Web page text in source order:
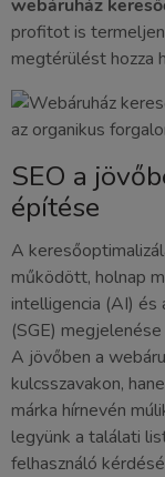
webáruház
profitot is
megtérülést hozza
SEO a
építése
A
működött, holnap
intelligencia (AI) és
(SGE)
A jövőben a
kulcsszavakon,
márka hírnevén
legyünk a találati
felhasználó